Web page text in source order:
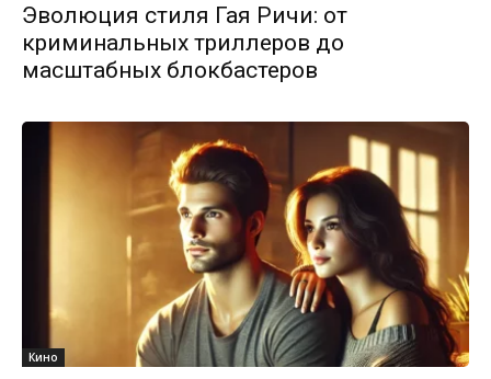
Эволюция стиля Гая Ричи: от
криминальных триллеров до
масштабных блокбастеров
Кино